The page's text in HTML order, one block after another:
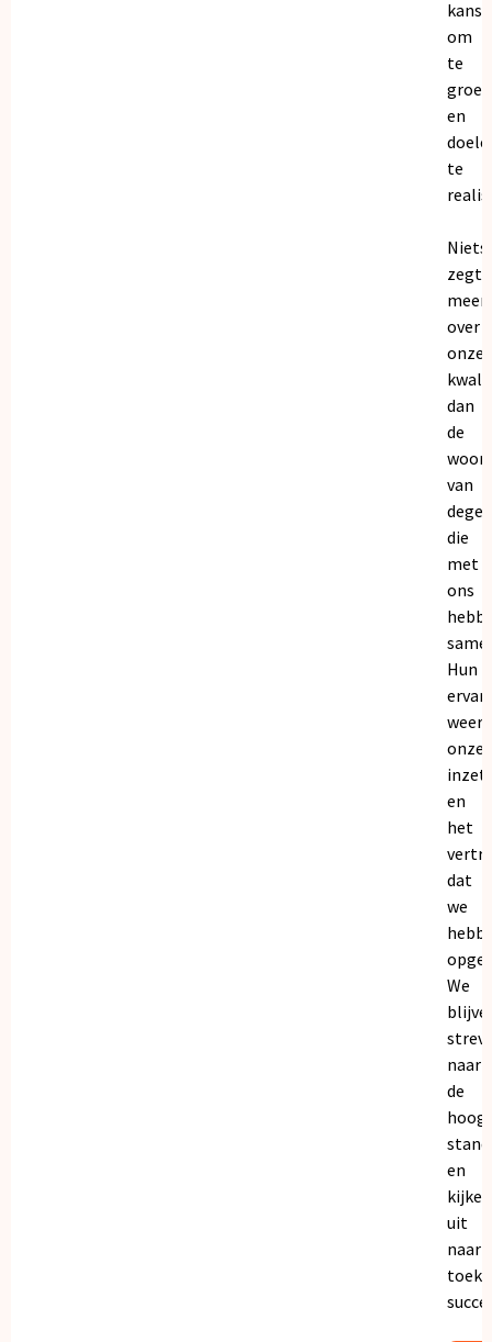
om
te
en
te
Niets
zegt
meer
over
onze
dan
de
van
die
met
ons
Hun
onze
inzet
en
het
dat
we
We
naar
de
en
kijken
uit
naar